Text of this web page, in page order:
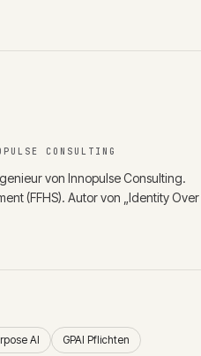
CONSULTING
von Innopulse Consulting.
(FFHS). Autor von „Identity Over
AI GPAI Pflichten